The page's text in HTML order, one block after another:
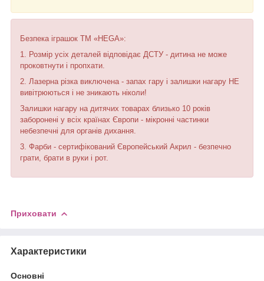
Безпека іграшок ТМ «HEGA»:
1. Розмір усіх деталей відповідає ДСТУ - дитина не може
проковтнути і пропхати.
2. Лазерна різка виключена - запах гару і залишки нагару НЕ
вивітрюються і не зникають ніколи!
Залишки нагару на дитячих товарах близько 10 років
заборонені у всіх країнах Європи - мікронні частинки
небезпечні для органів дихання.
3. Фарби - сертифікований Європейський Акрил - безпечно
грати, брати в руки і рот.
Приховати
Характеристики
Основні